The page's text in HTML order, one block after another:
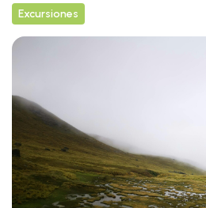
Excursiones